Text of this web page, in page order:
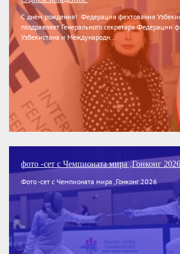
С днём рождения! Федерация фехтования
поздравляет Генерального секретаря Федерации
Узбекистана и Международн...
фото -сет с Чемпионата мира ,Гонконг 2026
Фото -сет с Чемпионата мира ,Гонконг 2026